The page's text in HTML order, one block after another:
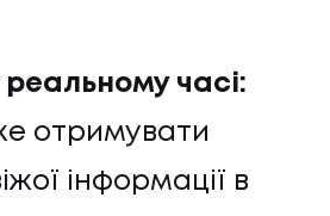
часі:
отримувати
інформації в